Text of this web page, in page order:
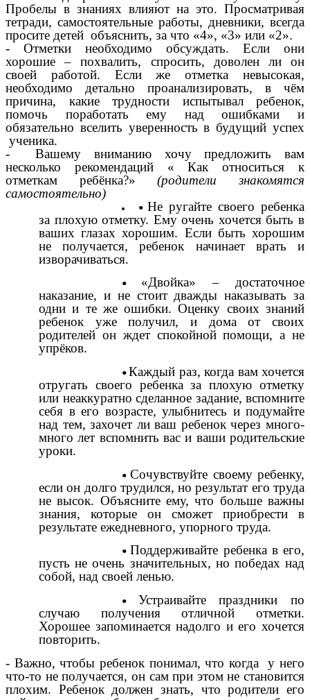
Пробелы в знаниях влияют на это. Просматривая
тетради, самостоятельные работы, дневники, всегда
просите детей объяснить, за что «4», «3» или «2».
- Отметки необходимо обсуждать. Если они
хорошие – похвалить, спросить, доволен ли он
своей работой. Если же отметка невысокая,
необходимо детально проанализировать, в чём
причина, какие трудности испытывал ребенок,
помочь поработать ему над ошибками и
обязательно вселить уверенность в будущий успех
ученика.
- Вашему вниманию хочу предложить вам
несколько рекомендаций « Как относиться к
отметкам ребёнка?»(родители знакомятся
самостоятельно)
Не ругайте своего ребенка
за плохую отметку. Ему очень хочется быть в
ваших глазах хорошим. Если быть хорошим
не получается, ребенок начинает врать и
изворачиваться.
«Двойка» – достаточное
наказание, и не стоит дважды наказывать за
одни и те же ошибки. Оценку своих знаний
ребенок уже получил, и дома от своих
родителей он ждет спокойной помощи, а не
упрёков.
Каждый раз, когда вам хочется
отругать своего ребенка за плохую отметку
или неаккуратно сделанное задание, вспомните
себя в его возрасте, улыбнитесь и подумайте
над тем, захочет ли ваш ребенок через много-
много лет вспомнить вас и ваши родительские
уроки.
Сочувствуйте своему ребенку,
если он долго трудился, но результат его труда
не высок. Объясните ему, что больше важны
знания, которые он сможет приобрести в
результате ежедневного, упорного труда.
Поддерживайте ребенка в его,
пусть не очень значительных, но победах над
собой, над своей ленью.
Устраивайте праздники по
случаю получения отличной отметки.
Хорошее запоминается надолго и его хочется
повторить.
- Важно, чтобы ребенок понимал, что когда у него
что-то не получается, он сам при этом не становится
плохим. Ребенок должен знать, что родители его